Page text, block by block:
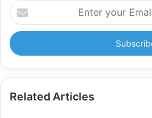
Enter
your
Email
address
Related Articles